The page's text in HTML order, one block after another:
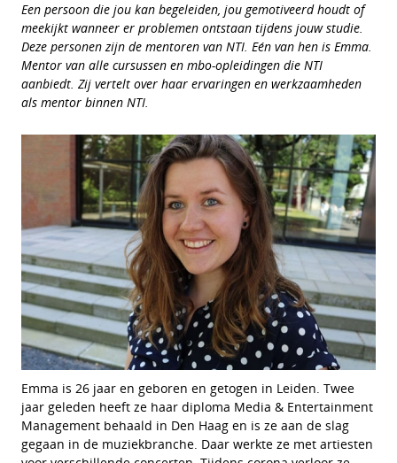
Een persoon die jou kan begeleiden, jou gemotiveerd houdt of
meekijkt wanneer er problemen ontstaan tijdens jouw studie.
Deze personen zijn de mentoren van NTI. Eén van hen is Emma.
Mentor van alle cursussen en mbo-opleidingen die NTI
aanbiedt. Zij vertelt over haar ervaringen en werkzaamheden
als mentor binnen NTI.
Emma is 26 jaar en geboren en getogen in Leiden. Twee
jaar geleden heeft ze haar diploma Media & Entertainment
Management behaald in Den Haag en is ze aan de slag
gegaan in de muziekbranche. Daar werkte ze met artiesten